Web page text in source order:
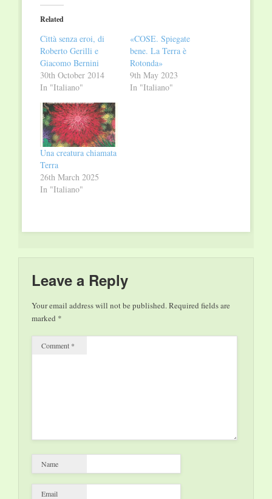
(Opens
in
new
Related
Città senza eroi, di
Roberto Gerilli e
Giacomo Bernini
30th October 2014
In "Italiano"
«COSE. Spiegate
bene. La Terra è
Rotonda»
9th May 2023
In "Italiano"
Una creatura chiamata
Terra
26th March 2025
In "Italiano"
Leave a Reply
Your email address will not be published.Required fields are
marked *
Comment *
Name
Email